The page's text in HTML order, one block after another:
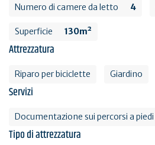
Numero di camere da letto 4
Superficie 130m²
Attrezzatura
Riparo per biciclette Giardino
Servizi
Documentazione sui percorsi a piedi
Tipo di attrezzatura